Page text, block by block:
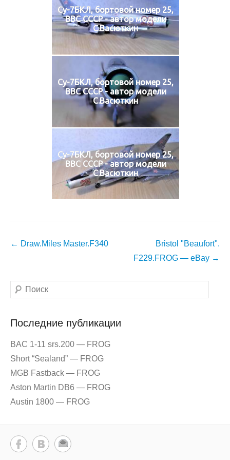
Су-7БКЛ, бортовой номер 25,
ВВС СССР - автор модели
С.Васюткин
Су-7БКЛ, бортовой номер 25,
ВВС СССР - автор модели
С.Васюткин
Су-7БКЛ, бортовой номер 25,
ВВС СССР - автор модели
С.Васюткин
Навигация
← Draw.Miles Master.F340
Bristol "Beaufort".
F229.FROG — eBay →
Поиск
Последние публикации
BAC 1-11 srs.200 — FROG
Short “Sealand” — FROG
MGB Fastback — FROG
Aston Martin DB6 — FROG
Austin 1800 — FROG